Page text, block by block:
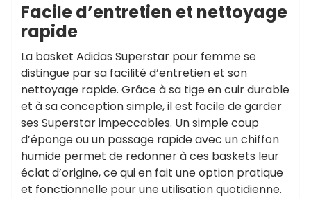
Facile d’entretien et nettoyage
rapide
La basket Adidas Superstar pour femme se
distingue par sa facilité d’entretien et son
nettoyage rapide. Grâce à sa tige en cuir durable
et à sa conception simple, il est facile de garder
ses Superstar impeccables. Un simple coup
d’éponge ou un passage rapide avec un chiffon
humide permet de redonner à ces baskets leur
éclat d’origine, ce qui en fait une option pratique
et fonctionnelle pour une utilisation quotidienne.